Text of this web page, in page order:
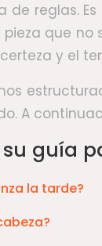
de reglas.
que
y el
A
guía
la tarde?